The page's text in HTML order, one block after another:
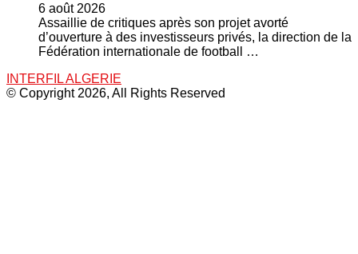
6 août 2026
Assaillie de critiques après son projet avorté
d’ouverture à des investisseurs privés, la direction de la
Fédération internationale de football …
INTERFIL ALGERIE
© Copyright 2026, All Rights Reserved